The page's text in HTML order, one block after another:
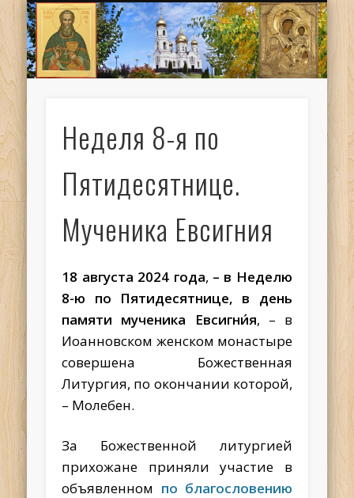
ГЛАВНАЯ
ДУХОВЕНСТВО
КРЕЩЕНИЕ
РАСПИСАНИЕ
МОНАСТЫРЬ
ИОАНН КРОНШТАДТСКИЙ
ТРЕБЫ
ПАЛОМНИКАМ
КОНТАКТЫ
НАПИСАТЬ ПИСЬМО
НОВОСТИ
МЕДИА
Неделя 8-я по
Пятидесятнице.
Мученика Евсигния
18 августа 2024 года, – в Неделю
8-ю по Пятидесятнице, в день
памяти мученика Евсигни́я, – в
Иоанновском женском монастыре
совершена Божественная
Литургия, по окончании которой,
– Молебен.
За Божественной литургией
прихожане приняли участие в
объявленном по благословению